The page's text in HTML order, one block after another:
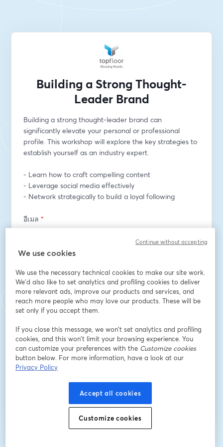
Building a Strong Thought-
Leader Brand
Building a strong thought-leader brand can
significantly elevate your personal or professional
profile. This workshop will explore the key strategies to
establish yourself as an industry expert.
- Learn how to craft compelling content
- Leverage social media effectively
- Network strategically to build a loyal following
อีเมล *
ชื่อ *
นามสกุล*
Company*
ลงทะเบียนแล้วหรือยัง?เข้าร่วมที่นี่
We use cookies
We use the necessary technical cookies to make our site work.
We'd also like to set analytics and profiling cookies to deliver
more relevant ads, improve our products and services, and
reach more people who may love our products. These will be
set only if you accept them.
If you close this message, we won’t set analytics and profiling
cookies, and this won’t limit your browsing experience. You
can customize your preferences with the Customize cookies
button below. For more information, have a look at our
Privacy Policy
Accept all cookies
Customize cookies
Continue without accepting